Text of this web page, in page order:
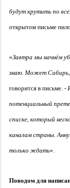
будут крутить по
открытом письме
«Завтра мы начнём
знаю. Может
говорится в письме. -
потенциальный
списке, который
каналам страны.
только ждать».
Поводом для